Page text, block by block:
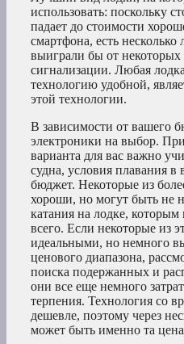
использовать: поскольку
падает до стоимости
смартфона, есть несколько
выиграли бы от
сигнализации. Любая
технологию удобной,
этой технологии.
В зависимости от вашего
электроники на выбор.
варианта для вас важно
судна, условия плавания
бюджет. Некоторые из
хороши, но могут быть не
катания на лодке,
всего. Если некоторые из
идеальными, но немного
ценового диапазона,
поиска подержанных и
они все еще немного
терпения. Технология со
дешевле, поэтому через
может быть именно та